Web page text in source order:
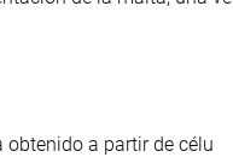
obtenido a partir de célu